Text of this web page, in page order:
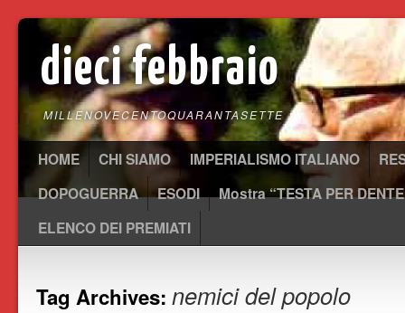
dieci febbraio
MILLENOVECENTOQUARANTASETTE
HOME CHI SIAMO IMPERIALISMO ITALIANO
DOPOGUERRA
ESODI
Mostra “TESTA PER
ELENCO DEI PREMIATI
Tag Archives: nemici del popolo